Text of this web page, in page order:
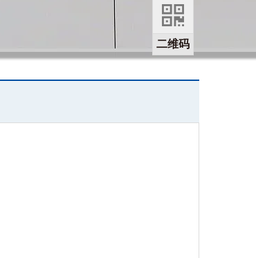
二维码